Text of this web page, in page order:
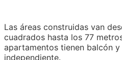
Las áreas construidas van
cuadrados hasta los 77
apartamentos tienen balcón
independiente.